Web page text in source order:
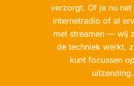
verzorgt. Of je nu net
internetradio of al
met streamen — wij
de techniek werkt,
kunt focussen
uitzending.